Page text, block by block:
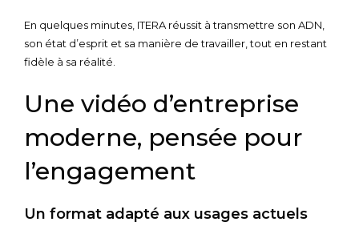
En quelques minutes, ITERA réussit à transmettre son ADN,
son état d’esprit et sa manière de travailler, tout en restant
fidèle à sa réalité.
Une vidéo d’entreprise
moderne, pensée pour
l’engagement
Un format adapté aux usages actuels